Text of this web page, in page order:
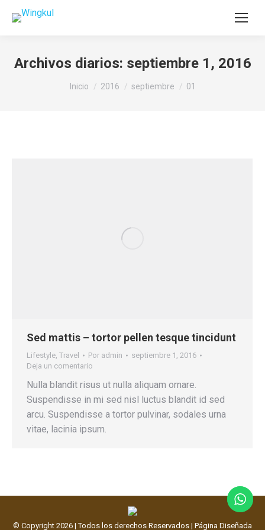
Archivos diarios: septiembre 1, 2016
Estás aquí:
Inicio 2016 septiembre 01
Sed mattis – tortor pellen tesque tincidunt
Lifestyle, Travel Por admin
septiembre 1, 2016
Deja un comentario
Nulla blandit risus ut nulla aliquam ornare.
Suspendisse in mi sed nisl luctus blandit id sed
arcu. Suspendisse a tortor pulvinar, sodales urna
vitae, lacinia ipsum.
©️ Copyright 2026 | Todos los derechos Reservados | Página Diseñada